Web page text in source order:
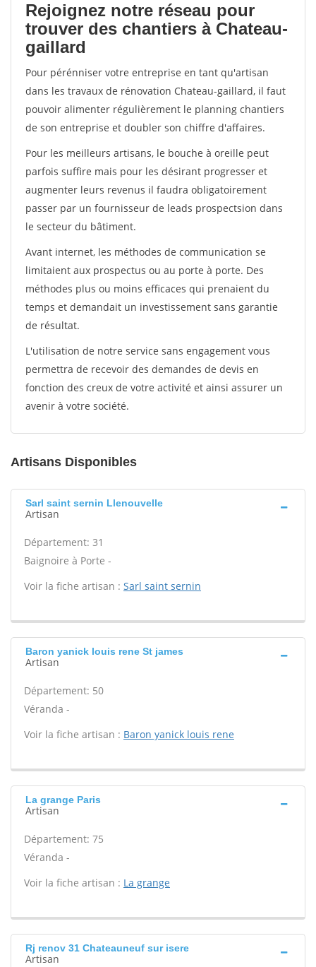
Rejoignez notre réseau pour
trouver des chantiers à Chateau-
gaillard
Pour pérénniser votre entreprise en tant qu'artisan
dans les travaux de rénovation Chateau-gaillard, il faut
pouvoir alimenter régulièrement le planning chantiers
de son entreprise et doubler son chiffre d'affaires.
Pour les meilleurs artisans, le bouche à oreille peut
parfois suffire mais pour les désirant progresser et
augmenter leurs revenus il faudra obligatoirement
passer par un fournisseur de leads prospectsion dans
le secteur du bâtiment.
Avant internet, les méthodes de communication se
limitaient aux prospectus ou au porte à porte. Des
méthodes plus ou moins efficaces qui prenaient du
temps et demandait un investissement sans garantie
de résultat.
L'utilisation de notre service sans engagement vous
permettra de recevoir des demandes de devis en
fonction des creux de votre activité et ainsi assurer un
avenir à votre société.
Artisans Disponibles
Sarl saint sernin Llenouvelle
Artisan
Département: 31
Baignoire à Porte -
Voir la fiche artisan : Sarl saint sernin
Baron yanick louis rene St james
Artisan
Département: 50
Véranda -
Voir la fiche artisan : Baron yanick louis rene
La grange Paris
Artisan
Département: 75
Véranda -
Voir la fiche artisan : La grange
Rj renov 31 Chateauneuf sur isere
Artisan